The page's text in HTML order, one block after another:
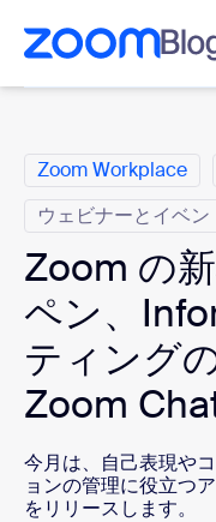
テンツへスキップ
ットへスキップ
Zoom Workplace
ウェビナーとイベン
Zoom の
ペン、
ティング
Zoom
今月は、自己表現や
ョンの管理に役立つ
をリリースします。